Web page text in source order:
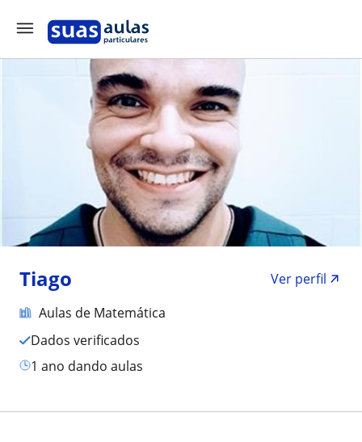
Tiago
Ver perfil
Aulas de Matemática
Dados verificados
1 ano dando aulas